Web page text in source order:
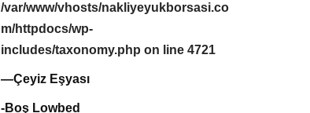
/var/www/vhosts/nakliyeyukborsasi.co
m/httpdocs/wp-
includes/taxonomy.php on line 4721
—Çeyiz Eşyası
-Boş Lowbed